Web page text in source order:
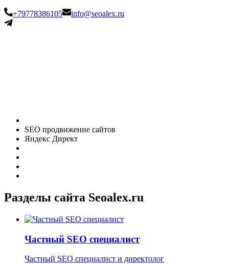
+79778386105 info@seoalex.ru
SEO продвижение сайтов
Яндекс Директ
Разделы сайта Seoalex.ru
Частный SEO специалист
Частный SEO специалист и директолог